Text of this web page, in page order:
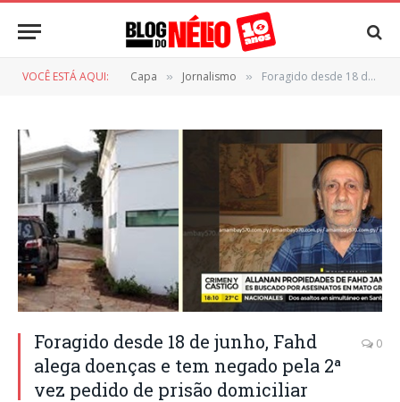
VOCÊ ESTÁ AQUI: Capa » Jornalismo » Foragido desde 18 de junho, Fahd alega doenças e tem negado pela 2ª vez pedido de prisão domiciliar
Foragido desde 18 de junho, Fahd
alega doenças e tem negado pela 2ª
vez pedido de prisão domiciliar
0